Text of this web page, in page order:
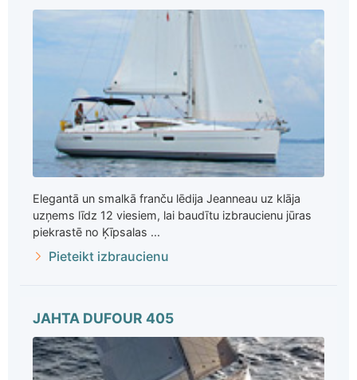
Elegantā un smalkā franču lēdija Jeanneau uz klāja
uzņems līdz 12 viesiem, lai baudītu izbraucienu jūras
piekrastē no Ķīpsalas ...
Pieteikt izbraucienu
JAHTA DUFOUR 405